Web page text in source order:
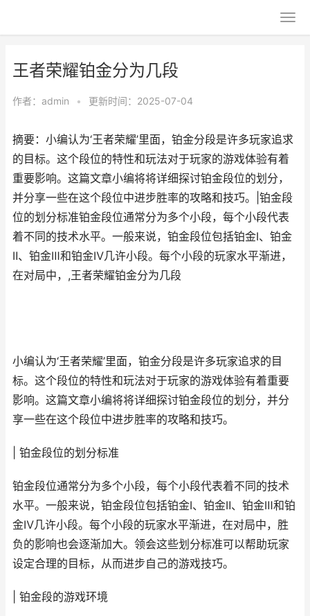
王者荣耀铂金分为几段
作者： admin • 更新时间：2025-07-04
摘要：小编认为‘王者荣耀’里面，铂金分段是许多玩家追求
的目标。这个段位的特性和玩法对于玩家的游戏体验有着
重要影响。这篇文章小编将将详细探讨铂金段位的划分，
并分享一些在这个段位中进步胜率的攻略和技巧。|铂金段
位的划分标准铂金段位通常分为多个小段，每个小段代表
着不同的技术水平。一般来说，铂金段位包括铂金Ⅰ、铂金
Ⅱ、铂金Ⅲ和铂金Ⅳ几许小段。每个小段的玩家水平渐进，
在对局中，,王者荣耀铂金分为几段
小编认为‘王者荣耀’里面，铂金分段是许多玩家追求的目
标。这个段位的特性和玩法对于玩家的游戏体验有着重要
影响。这篇文章小编将将详细探讨铂金段位的划分，并分
享一些在这个段位中进步胜率的攻略和技巧。
| 铂金段位的划分标准
铂金段位通常分为多个小段，每个小段代表着不同的技术
水平。一般来说，铂金段位包括铂金Ⅰ、铂金Ⅱ、铂金Ⅲ和铂
金Ⅳ几许小段。每个小段的玩家水平渐进，在对局中，胜
负的影响也会逐渐加大。领会这些划分标准可以帮助玩家
设定合理的目标，从而进步自己的游戏技巧。
| 铂金段的游戏环境